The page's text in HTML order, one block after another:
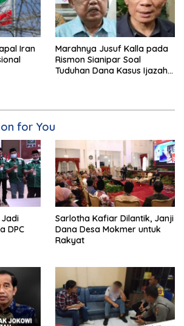
Iran
Marahnya Jusuf Kalla pada
Rismon Sianipar Soal
Tuduhan Dana Kasus Ijazah
for You
DPC
Sarlotha Kafiar Dilantik, Janji
Dana Desa Mokmer untuk
Rakyat